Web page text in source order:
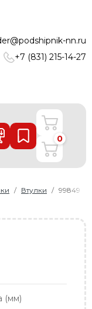
nn.ru
+7 (831) 215-14-27
0
Втулки 99849
(мм)